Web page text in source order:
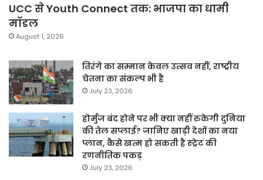
UCC से Youth Connect तक: भाजपा का धामी
मॉडल
August 1, 2026
तिरंगे का सम्मान केवल उत्सव नहीं, राष्ट्रीय
चेतना का संकल्प भी है
July 23, 2026
होर्मुज बंद होने पर भी क्या नहीं रुकेगी दुनिया
की तेल सप्लाई? जानिए खाड़ी देशों का नया
प्लान, कैसे खत्म हो सकती है स्ट्रेट की
रणनीतिक पकड़
July 23, 2026